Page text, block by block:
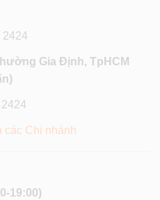
2424
Gia Định, TpHCM
Chi nhánh
19:00)